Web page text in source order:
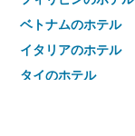
ベトナムのホテル
イタリアのホテル
タイのホテル